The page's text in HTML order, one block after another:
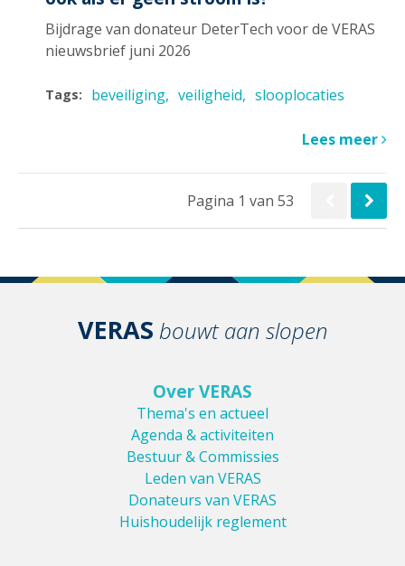
Bijdrage van donateur DeterTech voor de VERAS
nieuwsbrief juni 2026
Tags: beveiliging veiligheid slooplocaties
Lees meer
Pagina 1 van 53
VERAS bouwt aan slopen
Over VERAS
Thema's en actueel
Agenda & activiteiten
Bestuur & Commissies
Leden van VERAS
Donateurs van VERAS
Huishoudelijk reglement